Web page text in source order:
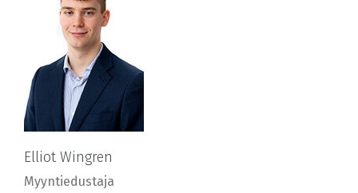
Elliot Wingren
Myyntiedustaja